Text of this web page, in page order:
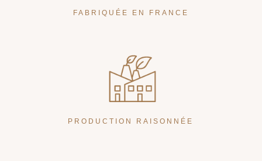
FABRIQUÉE EN FRANCE
PRODUCTION RAISONNÉE